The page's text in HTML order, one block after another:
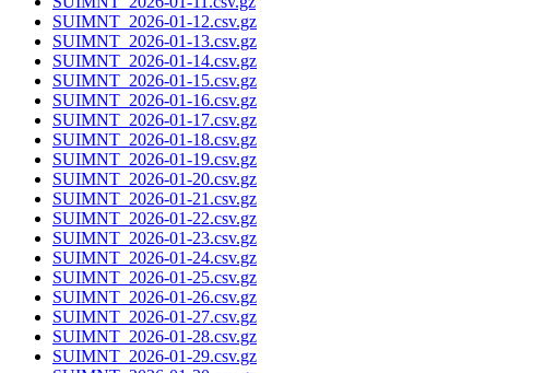
SUIMNT_2026-01-12.csv.gz
SUIMNT_2026-01-13.csv.gz
SUIMNT_2026-01-14.csv.gz
SUIMNT_2026-01-15.csv.gz
SUIMNT_2026-01-16.csv.gz
SUIMNT_2026-01-17.csv.gz
SUIMNT_2026-01-18.csv.gz
SUIMNT_2026-01-19.csv.gz
SUIMNT_2026-01-20.csv.gz
SUIMNT_2026-01-21.csv.gz
SUIMNT_2026-01-22.csv.gz
SUIMNT_2026-01-23.csv.gz
SUIMNT_2026-01-24.csv.gz
SUIMNT_2026-01-25.csv.gz
SUIMNT_2026-01-26.csv.gz
SUIMNT_2026-01-27.csv.gz
SUIMNT_2026-01-28.csv.gz
SUIMNT_2026-01-29.csv.gz